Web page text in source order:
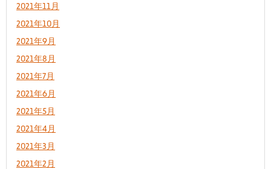
2021年11月
2021年10月
2021年9月
2021年8月
2021年7月
2021年6月
2021年5月
2021年4月
2021年3月
2021年2月